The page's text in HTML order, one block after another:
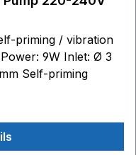
priming / vibration